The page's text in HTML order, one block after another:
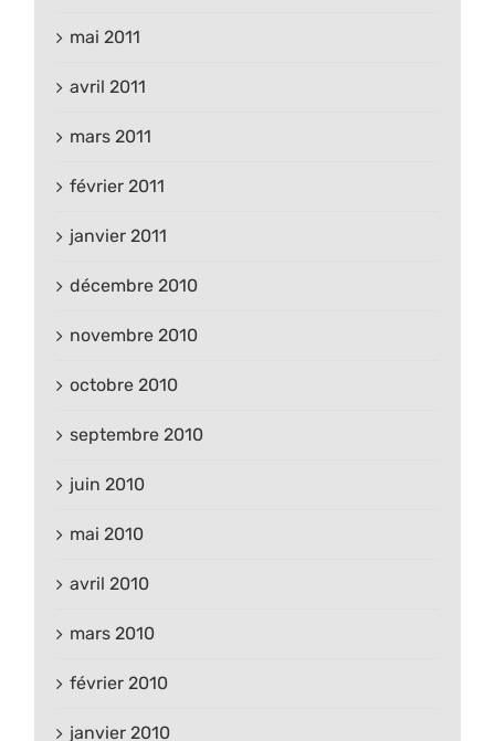
mai 2011
avril 2011
mars 2011
février 2011
janvier 2011
décembre 2010
novembre 2010
octobre 2010
septembre 2010
juin 2010
mai 2010
avril 2010
mars 2010
février 2010
janvier 2010